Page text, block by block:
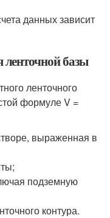
данных зависит
ленточной базы
ленточного
формуле V =
выраженная в
подземную
контура.